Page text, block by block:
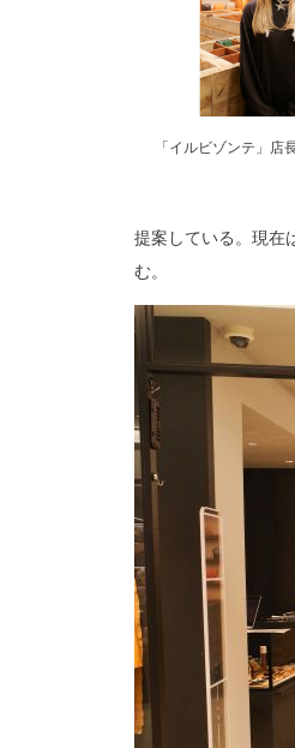
「イルビゾンテ」
提案している。現在
む。